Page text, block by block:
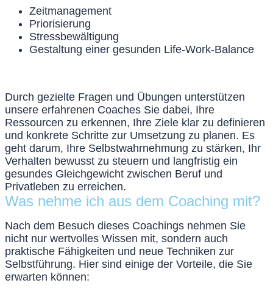
Zeitmanagement
Priorisierung
Stressbewältigung
Gestaltung einer gesunden Life-Work-Balance
Durch gezielte Fragen und Übungen unterstützen
unsere erfahrenen Coaches Sie dabei, Ihre
Ressourcen zu erkennen, Ihre Ziele klar zu definieren
und konkrete Schritte zur Umsetzung zu planen. Es
geht darum, Ihre Selbstwahrnehmung zu stärken, Ihr
Verhalten bewusst zu steuern und langfristig ein
gesundes Gleichgewicht zwischen Beruf und
Privatleben zu erreichen.
Was nehme ich aus dem Coaching mit?
Nach dem Besuch dieses Coachings nehmen Sie
nicht nur wertvolles Wissen mit, sondern auch
praktische Fähigkeiten und neue Techniken zur
Selbstführung. Hier sind einige der Vorteile, die Sie
erwarten können: